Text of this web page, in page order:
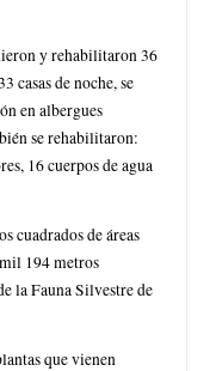
y rehabilitaron 36
casas de noche, se
en albergues
se rehabilitaron:
16 cuerpos de agua
cuadrados de áreas
194 metros
la Fauna Silvestre de
que vienen